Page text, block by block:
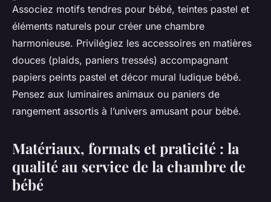
Associez motifs tendres pour bébé, teintes pastel et
éléments naturels pour créer une chambre
harmonieuse. Privilégiez les accessoires en matières
douces (plaids, paniers tressés) accompagnant
papiers peints pastel et décor mural ludique bébé.
Pensez aux luminaires animaux ou paniers de
rangement assortis à l’univers amusant pour bébé.
Matériaux, formats et praticité : la
qualité au service de la chambre de
bébé